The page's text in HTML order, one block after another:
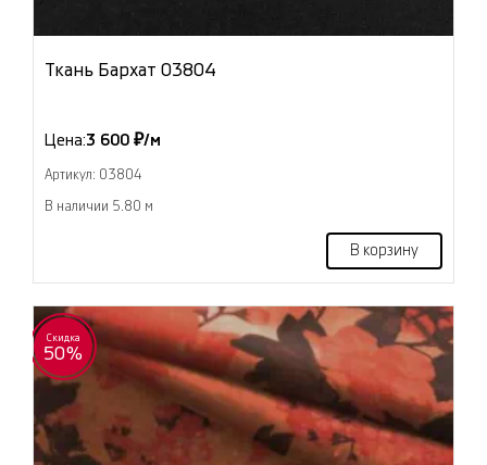
Ткань Бархат 03804
Цена:3 600 ₽/м
Артикул: 03804
В наличии 5.80 м
В корзину
Скидка
50%